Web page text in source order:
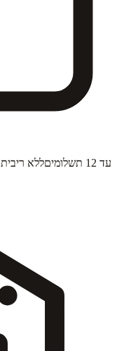
עד 12 תשלומים ללא ריבית